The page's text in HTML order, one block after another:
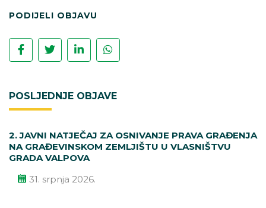
PODIJELI OBJAVU
POSLJEDNJE OBJAVE
2. JAVNI NATJEČAJ ZA OSNIVANJE PRAVA GRAĐENJA
NA GRAĐEVINSKOM ZEMLJIŠTU U VLASNIŠTVU
GRADA VALPOVA
31. srpnja 2026.